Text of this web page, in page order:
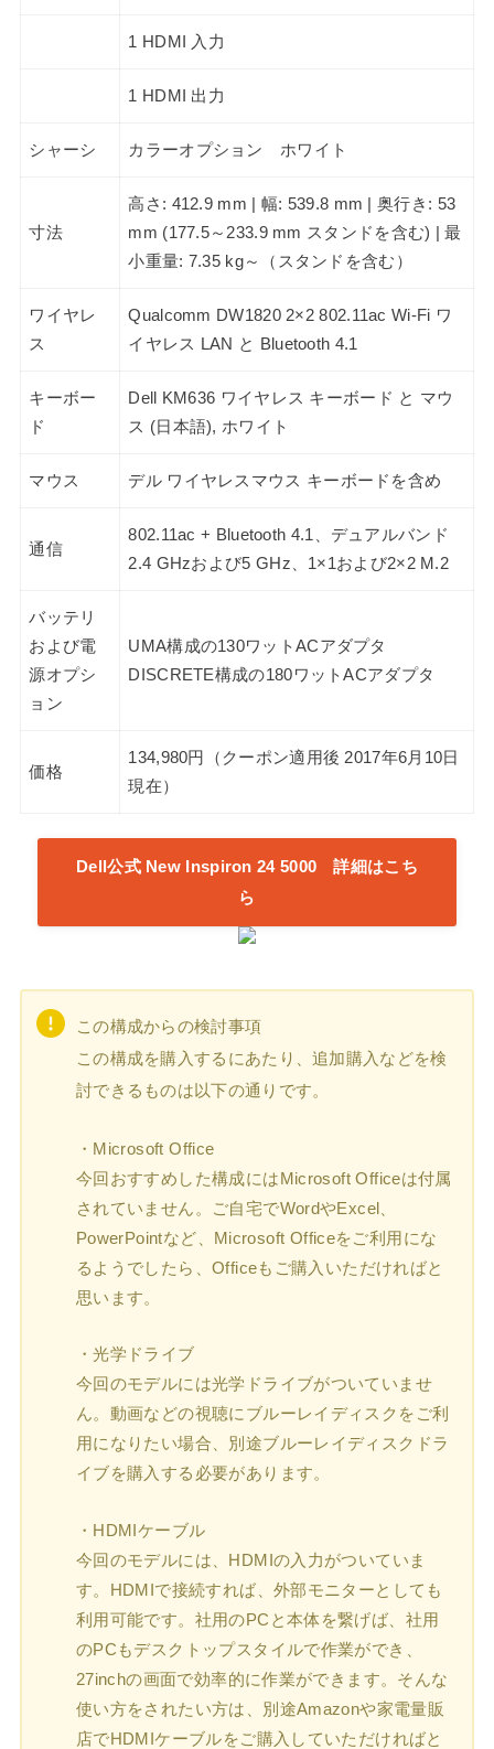
1 HDMI 入力
1 HDMI 出力
シャーシ カラーオプション ホワイト
寸法
高さ: 412.9 mm | 幅: 539.8 mm | 奥行き: 53
mm (177.5～233.9 mm スタンドを含む) | 最
小重量: 7.35 kg～（スタンドを含む）
ワイヤレ
ス
Qualcomm DW1820 2×2 802.11ac Wi-Fi ワ
イヤレス LAN と Bluetooth 4.1
キーボー
ド
Dell KM636 ワイヤレス キーボード と マウ
ス (日本語), ホワイト
マウス デル ワイヤレスマウス キーボードを含め
通信
802.11ac + Bluetooth 4.1、デュアルバンド
2.4 GHzおよび5 GHz、1×1および2×2 M.2
バッテリ
および電
源オプシ
ョン
UMA構成の130ワットACアダプタ
DISCRETE構成の180ワットACアダプタ
価格
134,980円（クーポン適用後 2017年6月10日
現在）
Dell公式 New Inspiron 24 5000 詳細はこち
ら
この構成からの検討事項
この構成を購入するにあたり、追加購入などを検
討できるものは以下の通りです。
・Microsoft Office
今回おすすめした構成にはMicrosoft Officeは付属
されていません。ご自宅でWordやExcel、
PowerPointなど、Microsoft Officeをご利用にな
るようでしたら、Officeもご購入いただければと
思います。
・光学ドライブ
今回のモデルには光学ドライブがついていませ
ん。動画などの視聴にブルーレイディスクをご利
用になりたい場合、別途ブルーレイディスクドラ
イブを購入する必要があります。
・HDMIケーブル
今回のモデルには、HDMIの入力がついていま
す。HDMIで接続すれば、外部モニターとしても
利用可能です。社用のPCと本体を繋げば、社用
のPCもデスクトップスタイルで作業ができ、
27inchの画面で効率的に作業ができます。そんな
使い方をされたい方は、別途Amazonや家電量販
店でHDMIケーブルをご購入していただければと